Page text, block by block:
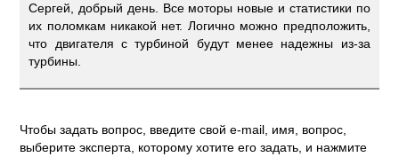
Сергей, добрый день. Все моторы новые и статистики по
их поломкам никакой нет. Логично можно предположить,
что двигателя с турбиной будут менее надежны из-за
турбины.
Чтобы задать вопрос, введите свой e-mail, имя, вопрос,
выберите эксперта, которому хотите его задать, и нажмите